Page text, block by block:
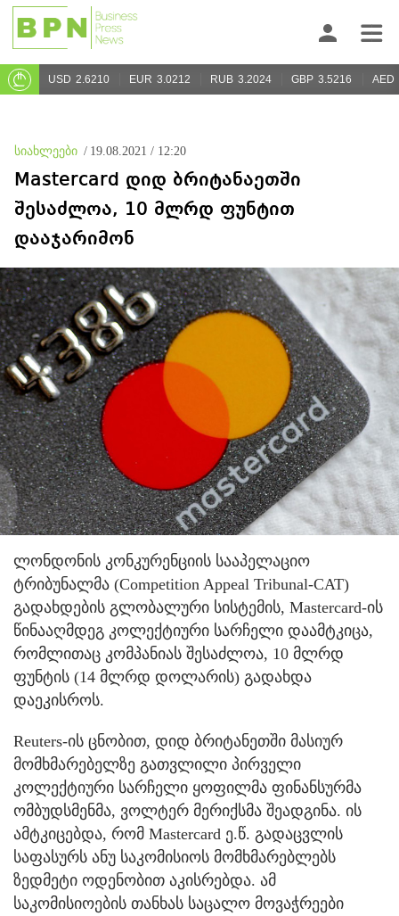
USD 2.6210 EUR 3.0212 RUB 3.2024 GBP 3.5216 AED
სიახლეები / 19.08.2021 / 12:20
Mastercard დიდ ბრიტანაეთში
შესაძლოა, 10 მლრდ ფუნტით
დააჯარიმონ
ლონდონის კონკურენციის სააპელაციო
ტრიბუნალმა (Competition Appeal Tribunal-CAT)
გადახდების გლობალური სისტემის, Mastercard-ის
წინააღმდეგ კოლექტიური სარჩელი დაამტკიცა,
რომლითაც კომპანიას შესაძლოა, 10 მლრდ
ფუნტის (14 მლრდ დოლარის) გადახდა
დაეკისროს.
Reuters-ის ცნობით, დიდ ბრიტანეთში მასიურ
მომხმარებელზე გათვლილი პირველი
კოლექტიური სარჩელი ყოფილმა ფინანსურმა
ომბუდსმენმა, ვოლტერ მერიქსმა შეადგინა. ის
ამტკიცებდა, რომ Mastercard ე.წ. გადაცვლის
საფასურს ანუ საკომისიოს მომხმარებლებს
ზედმეტი ოდენობით აკისრებდა. ამ
საკომისიოების თანხას საცალო მოვაჭრეები